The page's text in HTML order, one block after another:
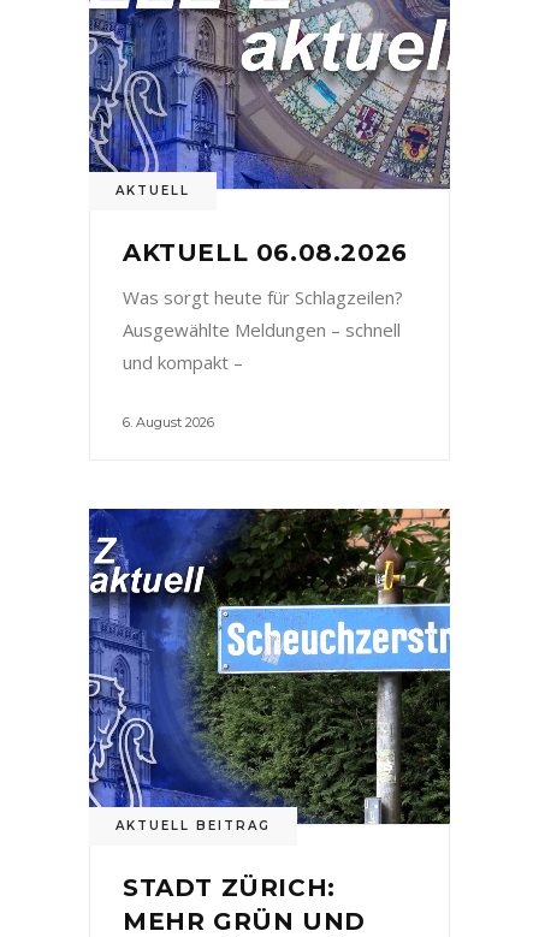
AKTUELL
AKTUELL 06.08.2026
Was sorgt heute für Schlagzeilen?
Ausgewählte Meldungen – schnell
und kompakt –
6. August 2026
AKTUELL BEITRAG
STADT ZÜRICH:
MEHR GRÜN UND